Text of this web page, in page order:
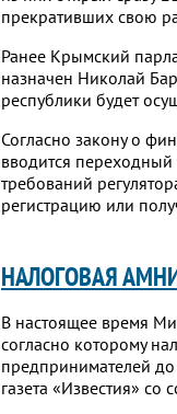
прекративших свою
Ранее Крымский
назначен Николай
республики будет
Согласно закону о
вводится
требований
регистрацию или
НАЛОГОВАЯ
В настоящее время
согласно которому
предпринимателей до
газета «Известия» со